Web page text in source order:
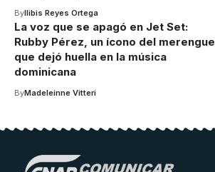
ByIlibis Reyes Ortega
La voz que se apagó en Jet Set:
Rubby Pérez, un ícono del merengue
que dejó huella en la música
dominicana
ByMadeleinne Vitteri